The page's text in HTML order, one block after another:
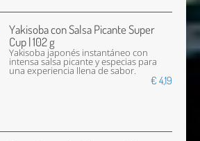
Yakisoba con Salsa Picante Super
Cup | 102 g
Yakisoba japonés instantáneo con
intensa salsa picante y especias para
una experiencia llena de sabor.
€ 4,19